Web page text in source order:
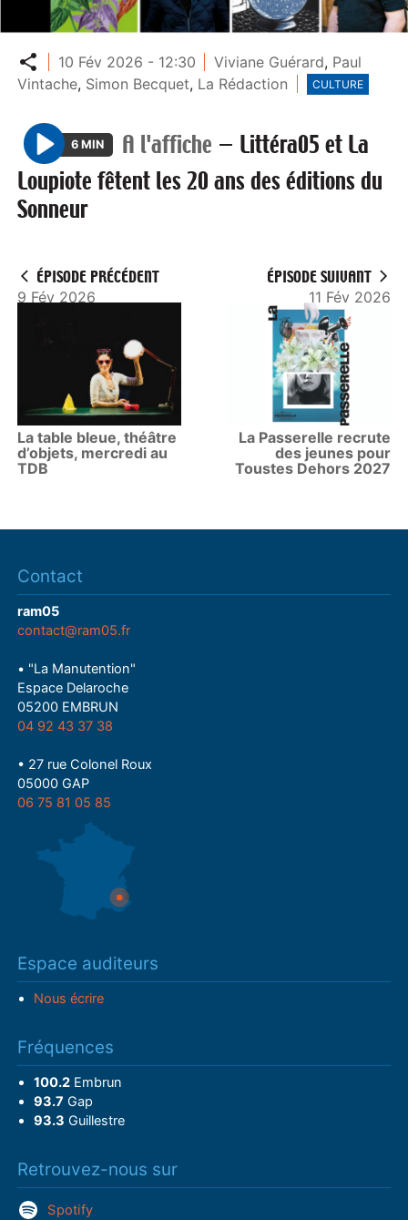
Partager
10 Fév 2026 - 12:30 Viviane Guérard, Paul
Vintache, Simon Becquet, La Rédaction CULTURE
P
l
a
6 MIN A l'affiche — Littéra05 et La
Loupiote fêtent les 20 ans des éditions du
Sonneur
ÉPISODE PRÉCÉDENT
9 Fév 2026
La table bleue, théâtre
d’objets, mercredi au
TDB
ÉPISODE SUIVANT
11 Fév 2026
La Passerelle recrute
des jeunes pour
Toustes Dehors 2027
Contact
ram05
contact@ram05.fr
• "La Manutention"
Espace Delaroche
05200 EMBRUN
04 92 43 37 38
• 27 rue Colonel Roux
05000 GAP
06 75 81 05 85
Espace auditeurs
Nous écrire
Fréquences
100.2Embrun
93.7 Gap
93.3 Guillestre
Retrouvez-nous sur
Spotify